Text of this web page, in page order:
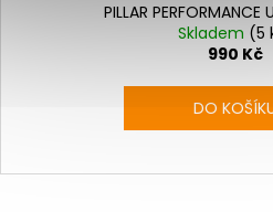
PILLAR
Skladem (5
990 Kč
DO